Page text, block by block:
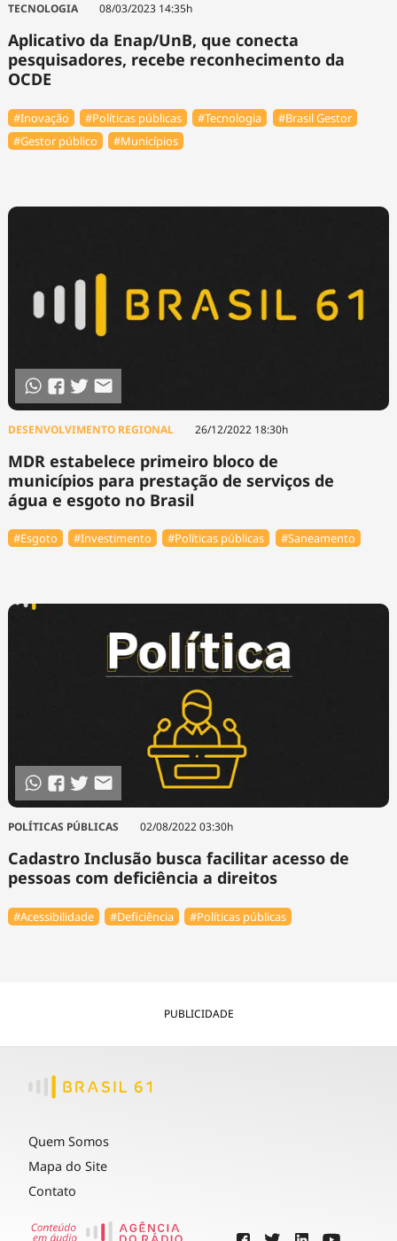
TECNOLOGIA 08/03/2023 14:35h
Aplicativo da Enap/UnB, que conecta
pesquisadores, recebe reconhecimento da
OCDE
#Inovação #Políticas públicas #Tecnologia
#Brasil Gestor
#Gestor público
#Municípios
DESENVOLVIMENTO REGIONAL 26/12/2022 18:30h
MDR estabelece primeiro bloco de
municípios para prestação de serviços de
água e esgoto no Brasil
#Esgoto #Investimento #Políticas públicas #Saneamento
POLÍTICAS PÚBLICAS 02/08/2022 03:30h
Cadastro Inclusão busca facilitar acesso de
pessoas com deficiência a direitos
#Acessibilidade #Deficiência #Políticas públicas
PUBLICIDADE
Quem Somos
Mapa do Site
Contato